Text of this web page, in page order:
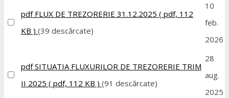
pdf FLUX DE TREZORERIE 31.12.2025 ( pdf, 112
KB ) (39 descărcate)
10
feb.
2026
pdf SITUATIA FLUXURILOR DE TREZORERIE TRIM
II 2025 ( pdf, 112 KB ) (91 descărcate)
28
aug.
2025